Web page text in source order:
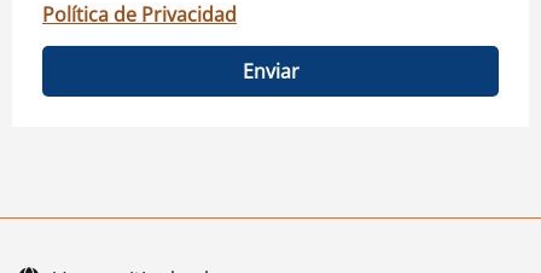
Política de Privacidad
Enviar